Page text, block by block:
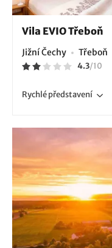
Vila EVIO Třeboň
Jižní Čechy Třeboň
4.3/10
Rychlépředstavení